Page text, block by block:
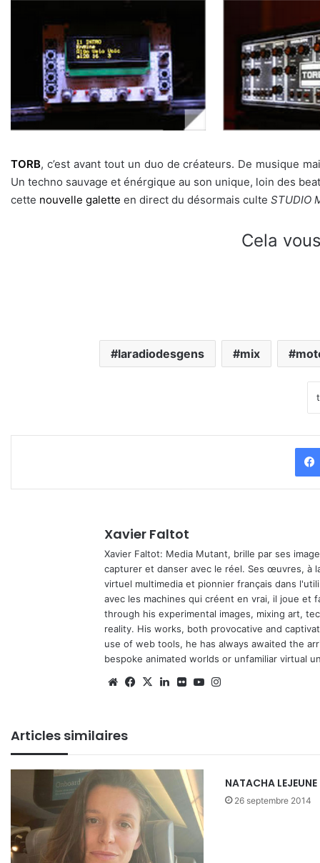
TORB, c’est avant tout un duo de créateurs. De musique
Un techno sauvage et énérgique au son unique, loin des
cette nouvelle galette en direct du désormais culte STUDIO
Cela
laradiodesgens mix
Xavier Faltot
Xavier Faltot: Media Mutant, brille par ses
capturer et danser avec le réel. Ses œuvres, à
virtuel multimedia et pionnier français dans
avec les machines qui créent en vrai, il joue et
through his experimental images, mixing art,
reality. His works, both provocative and
use of web tools, he has always awaited the
bespoke animated worlds or unfamiliar virtual
We Fa
X
Lin Fli Yo
Articles similaires
NATACHA LEJEUNE
26 septembre 2014